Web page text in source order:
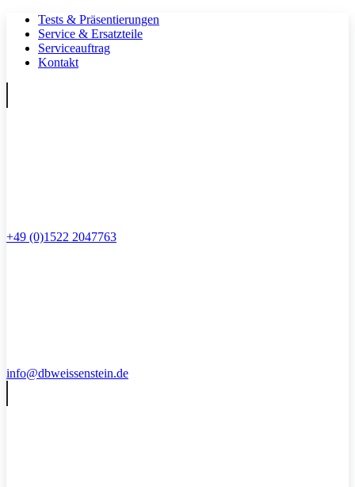
Tests & Präsentierungen
Service & Ersatzteile
Serviceauftrag
Kontakt
+49 (0)1522 2047763
info@dbweissenstein.de